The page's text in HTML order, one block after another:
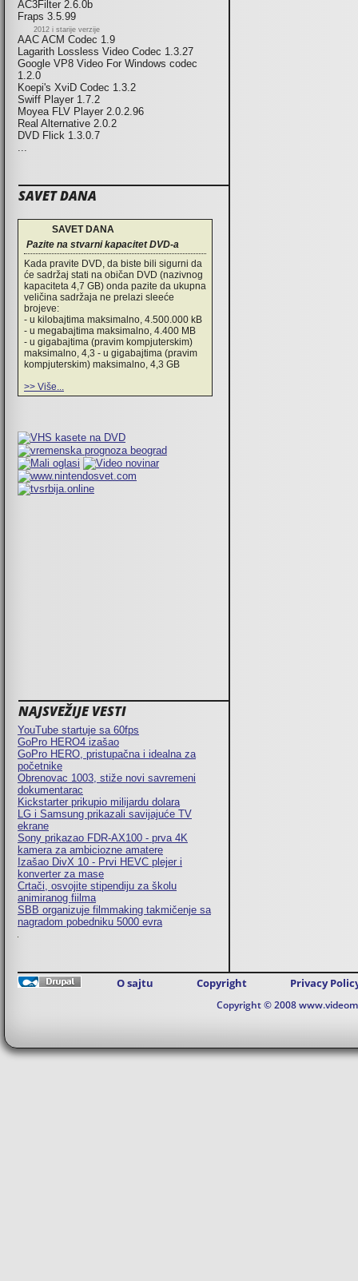
AC3Filter 2.6.0b
Fraps 3.5.99
2012 i starije verzije
AAC ACM Codec 1.9
Lagarith Lossless Video Codec 1.3.27
Google VP8 Video For Windows codec
1.2.0
Koepi's XviD Codec 1.3.2
Swiff Player 1.7.2
Moyea FLV Player 2.0.2.96
Real Alternative 2.0.2
DVD Flick 1.3.0.7
...
SAVET DANA
SAVET DANA
Pazite na stvarni kapacitet DVD-a
Kada pravite DVD, da biste bili sigurni da
će sadržaj stati na običan DVD (nazivnog
kapaciteta 4,7 GB) onda pazite da ukupna
veličina sadržaja ne prelazi sleeće
brojeve:
- u kilobajtima maksimalno, 4.500.000 kB
- u megabajtima maksimalno, 4.400 MB
- u gigabajtima (pravim kompjuterskim)
maksimalno, 4,3 - u gigabajtima (pravim
kompjuterskim) maksimalno, 4,3 GB
>> Više...
NAJSVEŽIJE VESTI
YouTube startuje sa 60fps
GoPro HERO4 izašao
GoPro HERO, pristupačna i idealna za
početnike
Obrenovac 1003, stiže novi savremeni
dokumentarac
Kickstarter prikupio milijardu dolara
LG i Samsung prikazali savijajuće TV
ekrane
Sony prikazao FDR-AX100 - prva 4K
kamera za ambiciozne amatere
Izašao DivX 10 - Prvi HEVC plejer i
konverter za mase
Crtači, osvojite stipendiju za školu
animiranog fiilma
SBB organizuje filmmaking takmičenje sa
nagradom pobedniku 5000 evra
O sajtu Copyright Privacy
Copyright © 2008